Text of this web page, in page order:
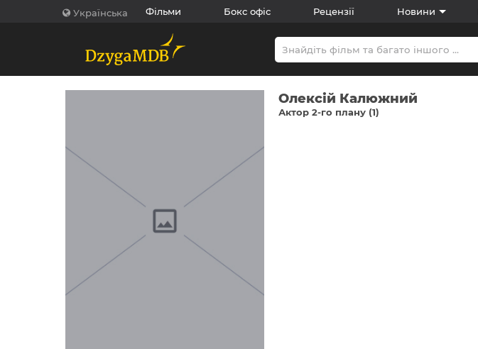
Українська Фільми Бокс офіс Рецензії Новини
Олексій Калюжний
Актор 2-го плану (1)